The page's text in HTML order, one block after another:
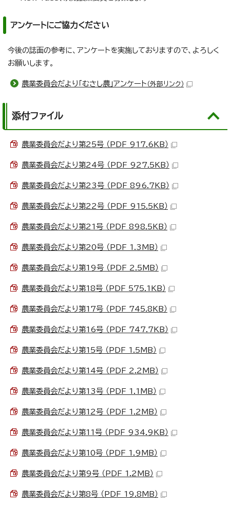
アンケートにご協力ください
今後の誌面の参考に、アンケートを実施しておりますので、よろしく
お願いします。
農業委員会だより「むさし農」アンケート （外部リンク）
添付ファイル
農業委員会だより第25号 （PDF 917.6KB）
農業委員会だより第24号 （PDF 927.5KB）
農業委員会だより第23号 （PDF 896.7KB）
農業委員会だより第22号 （PDF 915.5KB）
農業委員会だより第21号 （PDF 898.5KB）
農業委員会だより第20号 （PDF 1.3MB）
農業委員会だより第19号 （PDF 2.5MB）
農業委員会だより第18号 （PDF 575.1KB）
農業委員会だより第17号 （PDF 745.8KB）
農業委員会だより第16号 （PDF 747.7KB）
農業委員会だより第15号 （PDF 1.5MB）
農業委員会だより第14号 （PDF 2.2MB）
農業委員会だより第13号 （PDF 1.1MB）
農業委員会だより第12号 （PDF 1.2MB）
農業委員会だより第11号 （PDF 934.9KB）
農業委員会だより第10号 （PDF 1.9MB）
農業委員会だより第9号 （PDF 1.2MB）
農業委員会だより第8号 （PDF 19.8MB）